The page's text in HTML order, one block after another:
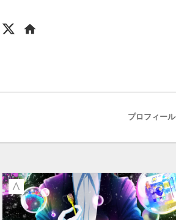
プロフィール